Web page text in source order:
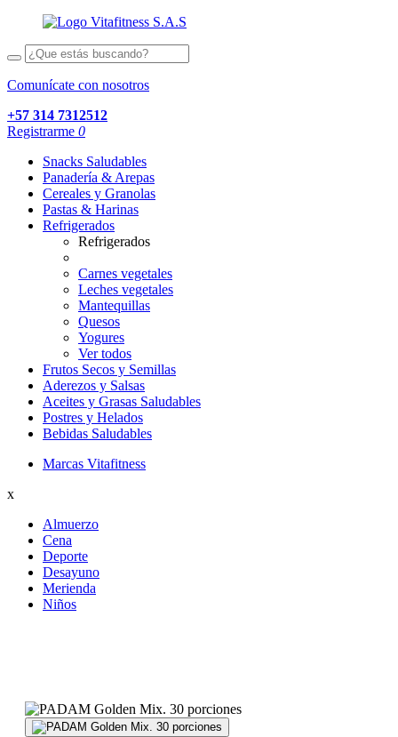
Comunícate con nosotros
+57 314 7312512
Registrarme 0
Snacks Saludables
Panadería & Arepas
Cereales y Granolas
Pastas & Harinas
Refrigerados
Refrigerados
Carnes vegetales
Leches vegetales
Mantequillas
Quesos
Yogures
Ver todos
Frutos Secos y Semillas
Aderezos y Salsas
Aceites y Grasas Saludables
Postres y Helados
Bebidas Saludables
Marcas Vitafitness
x
Almuerzo
Cena
Deporte
Desayuno
Merienda
Niños